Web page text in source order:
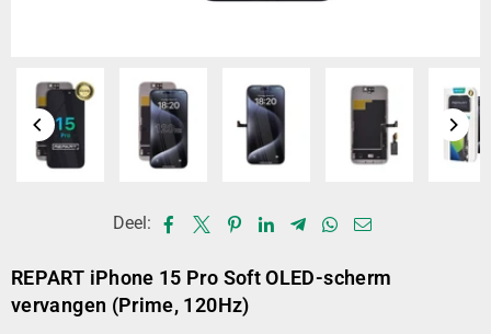
Deel:
REPART iPhone 15 Pro Soft OLED-scherm
vervangen (Prime, 120Hz)